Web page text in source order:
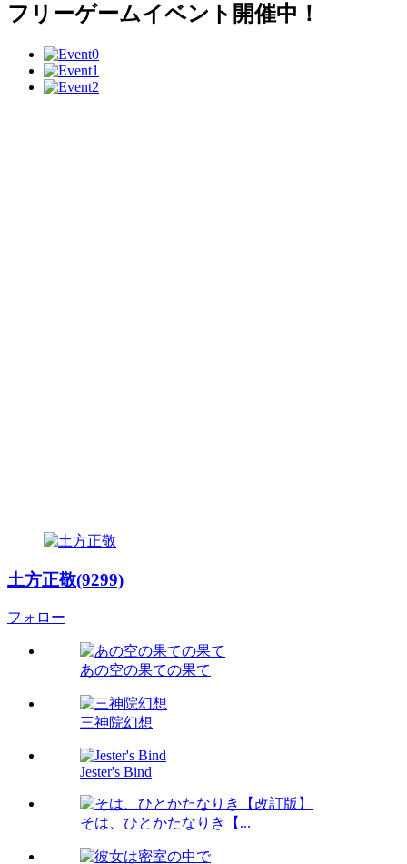
フリーゲームイベント開催中！
土方正敬(9299)
フォロー
あの空の果ての果て
三神院幻想
Jester's Bind
そは、ひとかたなりき【...